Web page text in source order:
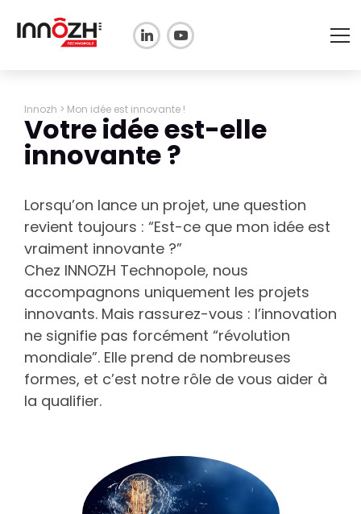
Porteurs de projet : Passer de l'idée au
concept
Startups & Jeunes entreprises :
PME & Dirigeants : Innover et
développer votre activité
Financer son innovation & Aides
publiques
DÉCOUVRIR LA TECHNOPOLE
Découvrez la technopole
Nos expertises pour votre projet
Nos partenaires
Vos ressources
Financements & Aides à l'innovation
(Emergys, PHAR, Bpifrance...)
L'AGENDA
PRENDRE RENDEZ-VOUS
INNOZH, l'association
Adhérer à la technopole
EN
FR
Innozh > Mon idée est innovante !
Votre idée est-elle
innovante ?
Lorsqu’on lance un projet, une question
revient toujours : “Est-ce que mon idée est
vraiment innovante ?”
Chez INNOZH Technopole, nous
accompagnons uniquement les projets
innovants. Mais rassurez-vous : l’innovation
ne signifie pas forcément “révolution
mondiale”. Elle prend de nombreuses
formes, et c’est notre rôle de vous aider à
la qualifier.